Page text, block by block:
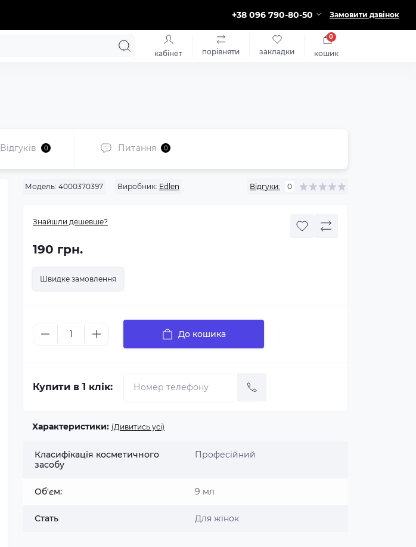
+38 096 790-80-50 Замовити дзвінок
кабінет порівняти закладки кошик
0
Відгуків 0 Питання 0
Модель: 4000370397 Виробник: Edlen Відгуки: 0
Знайшли дешевше?
190 грн.
Швидке замовлення
До кошика
Купити в 1 клік:
Характеристики: (Дивитись усі)
Класифікація косметичного
засобу
Професійний
Об'єм: 9 мл
Стать Для жінок